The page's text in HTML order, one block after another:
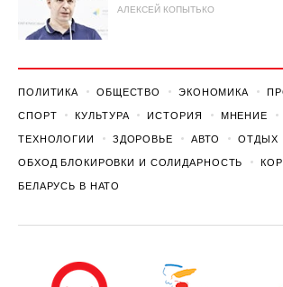
АЛЕКСЕЙ КОПЫТЬКО
ПОЛИТИКА ОБЩЕСТВО ЭКОНОМИКА
СПОРТ КУЛЬТУРА ИСТОРИЯ МНЕНИЕ
ТЕХНОЛОГИИ ЗДОРОВЬЕ АВТО ОТДЫХ
ОБХОД БЛОКИРОВКИ И СОЛИДАРНОСТЬ
БЕЛАРУСЬ В НАТО